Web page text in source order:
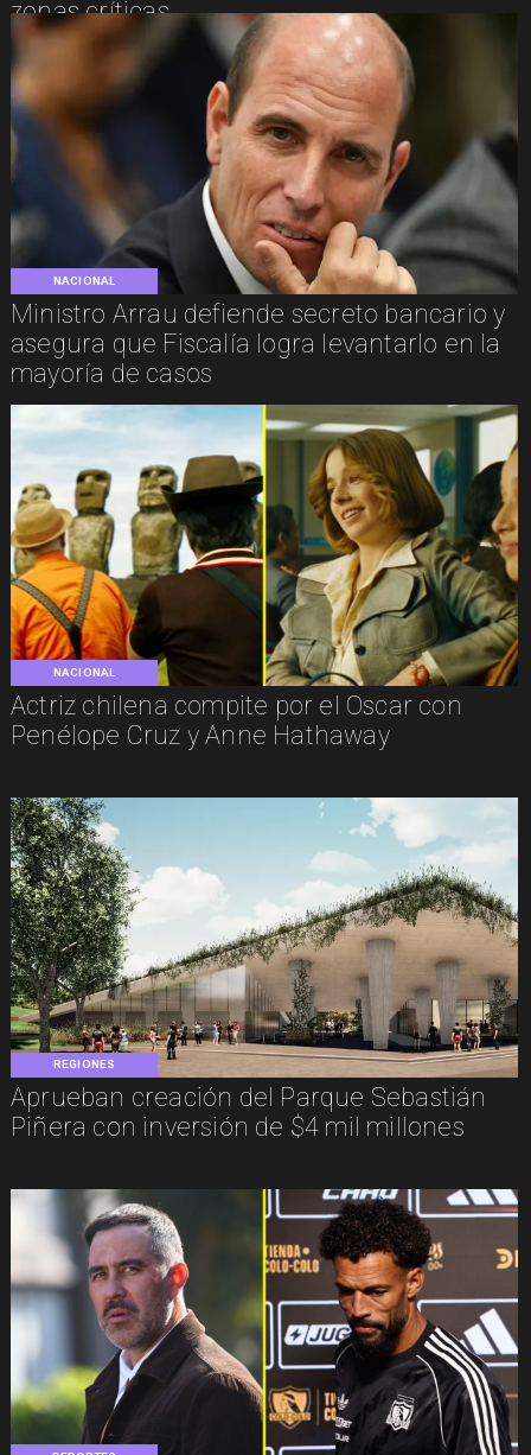
zonas críticas
NACIONAL
Ministro Arrau defiende secreto bancario y
asegura que Fiscalía logra levantarlo en la
mayoría de casos
NACIONAL
Actriz chilena compite por el Oscar con
Penélope Cruz y Anne Hathaway
REGIONES
Aprueban creación del Parque Sebastián
Piñera con inversión de $4 mil millones